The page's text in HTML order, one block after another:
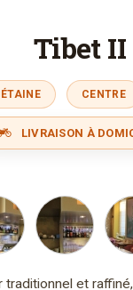
Tibet II
CENTRE
LIVRAISON À
traditionnel et